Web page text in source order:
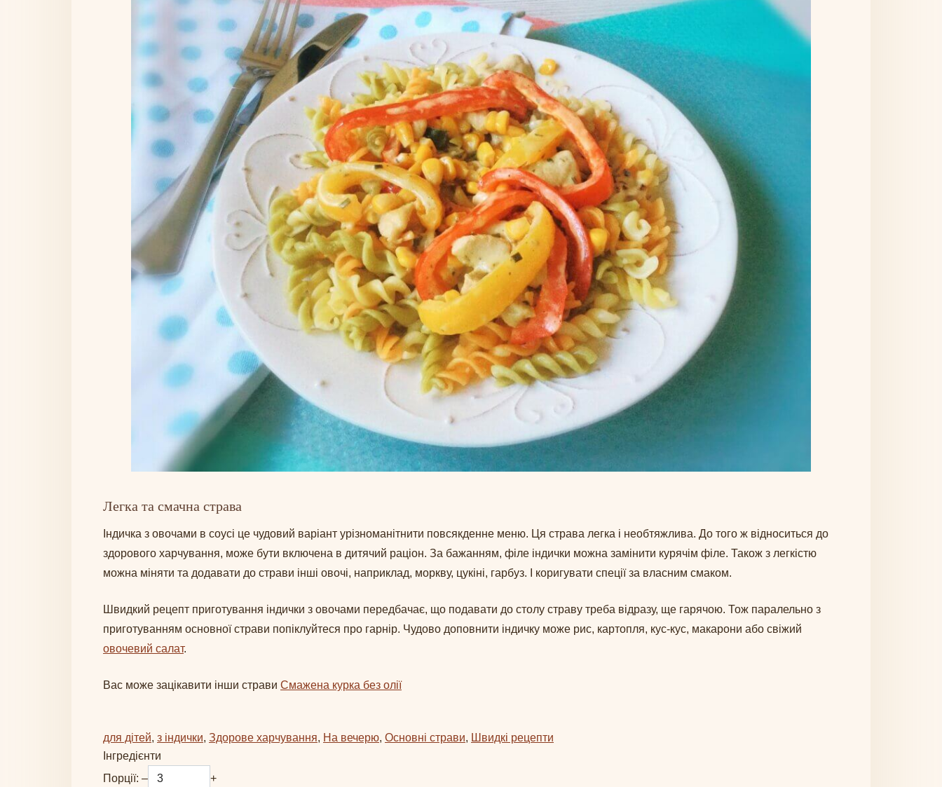
Легка та смачна страва
Індичка з овочами в соусі це чудовий варіант урізноманітнити повсякденне меню. Ця страва легка і необтяжлива. До того ж відноситься до
здорового харчування, може бути включена в дитячий раціон. За бажанням, філе індички можна замінити курячім філе. Також з легкістю
можна міняти та додавати до страви інші овочі, наприклад, моркву, цукіні, гарбуз. І коригувати спеції за власним смаком.
Швидкий рецепт приготування індички з овочами передбачає, що подавати до столу страву треба відразу, ще гарячою. Тож паралельно з
приготуванням основної страви попіклуйтеся про гарнір. Чудово доповнити індичку може рис, картопля, кус-кус, макарони або свіжий
овочевий салат.
Вас може зацікавити інши страви Смажена курка без олії
для дітей, з індички, Здорове харчування, На вечерю, Основні страви, Швидкі рецепти
Інгредієнти
Порції: –
+